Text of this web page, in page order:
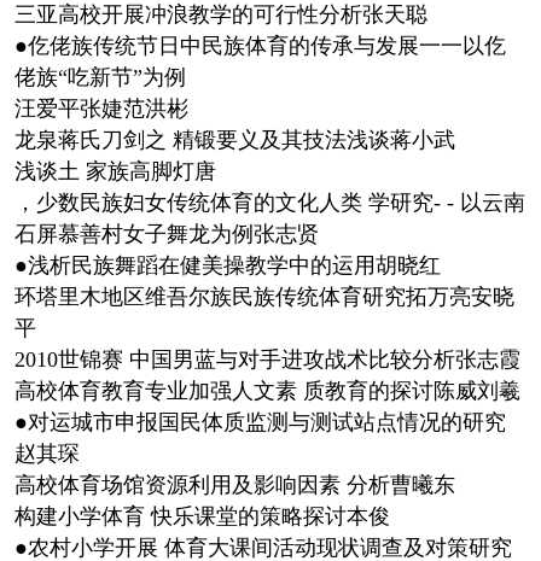
三亚高校开展冲浪教学的可行性分析张天聪
●仡佬族传统节日中民族体育的传承与发展一一以仡
佬族“吃新节”为例
汪爱平张婕范洪彬
龙泉蒋氏刀剑之 精锻要义及其技法浅谈蒋小武
浅谈土 家族高脚灯唐
，少数民族妇女传统体育的文化人类 学研究- - 以云南
石屏慕善村女子舞龙为例张志贤
●浅析民族舞蹈在健美操教学中的运用胡晓红
环塔里木地区维吾尔族民族传统体育研究拓万亮安晓
平
2010世锦赛 中国男蓝与对手进攻战术比较分析张志霞
高校体育教育专业加强人文素 质教育的探讨陈威刘羲
●对运城市申报国民体质监测与测试站点情况的研究
赵其琛
高校体育场馆资源利用及影响因素 分析曹曦东
构建小学体育 快乐课堂的策略探讨本俊
●农村小学开展 体育大课间活动现状调查及对策研究